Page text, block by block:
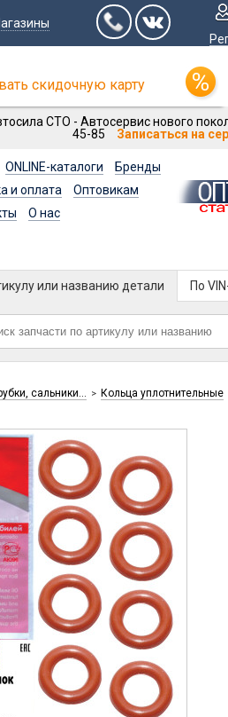
скидочную карту
СТО - Автосервис нового
45-85
Записаться на
ONLINE-каталоги
Бренды
и оплата
Оптовикам
О нас
или названию детали По
сальники... > Кольца уплотнительные